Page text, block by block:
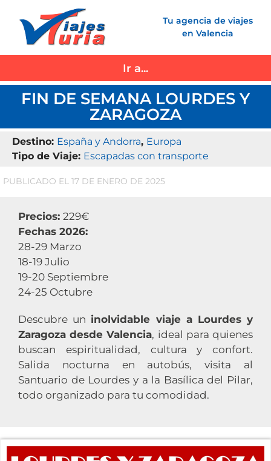
contenido
Tu agencia de viajes
en Valencia
Ir a...
FIN DE SEMANA LOURDES Y
ZARAGOZA
Destino: España y Andorra, Europa
Tipo de Viaje: Escapadas con transporte
PUBLICADO EL 17 DE ENERO DE 2025
Precios: 229€
Fechas 2026:
28-29 Marzo
18-19 Julio
19-20 Septiembre
24-25 Octubre
Descubre un inolvidable viaje a Lourdes y
Zaragoza desde Valencia, ideal para quienes
buscan espiritualidad, cultura y confort.
Salida nocturna en autobús, visita al
Santuario de Lourdes y a la Basílica del Pilar,
todo organizado para tu comodidad.